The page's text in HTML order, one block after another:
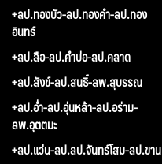
+ลป.ทองบัว-ลป.ทองคำ-ลป.ทอง
อินทร์
+ลป.ลือ-ลป.คำบ่อ-ลป.คลาด
+ลป.สังข์-ลป.สนธิ์-ลพ.สุบรรณ
+ลป.อ่ำ-ลป.อุ่นหล้า-ลป.อร่าม-
ลพ.อุตตมะ
+ลป.แว่น-ลป.ลป.จันทร์โสม-ลป.ขาน